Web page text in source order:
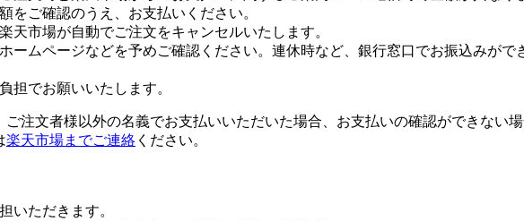
をご確認のうえ、お支払いください。
天市場が自動でご注文をキャンセルいたします。
ームページなどを予めご確認ください。連休時など、銀行窓口でお振込みがで
担でお願いいたします。
注文者様以外の名義でお支払いいただいた場合、お支払いの確認ができない場
楽天市場までご連絡 ください。
いただきます。